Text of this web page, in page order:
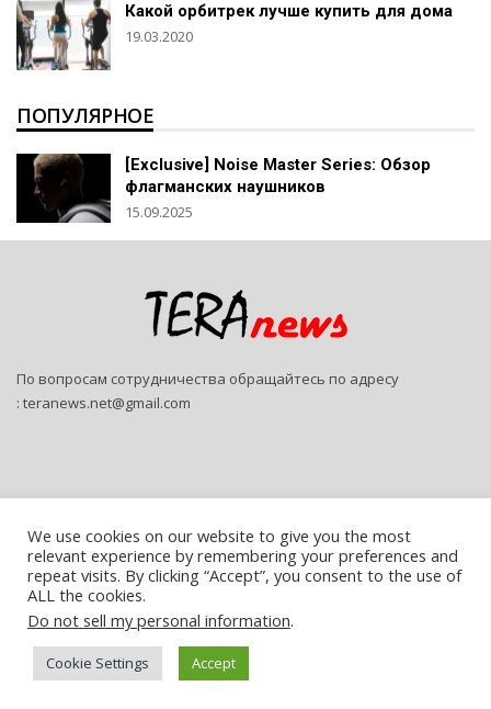
Какой орбитрек лучше купить для дома
19.03.2020
ПОПУЛЯРНОЕ
[Exclusive] Noise Master Series: Обзор
флагманских наушников
15.09.2025
По вопросам сотрудничества обращайтесь по адресу
: teranews.net@gmail.com
© 2026 - Teranews. All Rights Reserved.
We use cookies on our website to give you the most
relevant experience by remembering your preferences and
repeat visits. By clicking “Accept”, you consent to the use of
ALL the cookies.
Do not sell my personal information.
Cookie Settings AcceptРусский